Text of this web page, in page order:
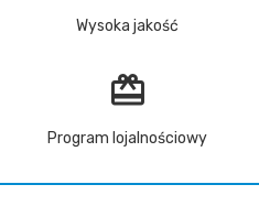
Wysoka jakość
redeem
Program lojalnościowy